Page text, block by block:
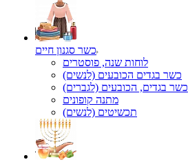
כשר סגנון חיים
לוחות שנה, פוסטרים
כשר בגדים הכובעים (לנשים)
כשר בגדים, הכובעים (לגברים)
מתנה קופונים
תכשיטים (לנשים)